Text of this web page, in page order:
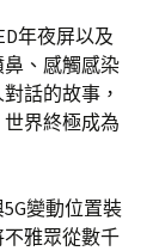
年夜屏以及
鼻、感觸感染
話的故事，
界終極成為
變動位置裝
雅眾從數千